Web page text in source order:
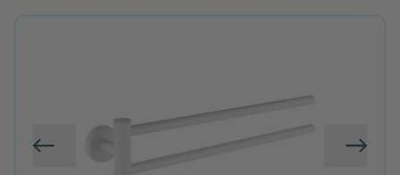
Vorige